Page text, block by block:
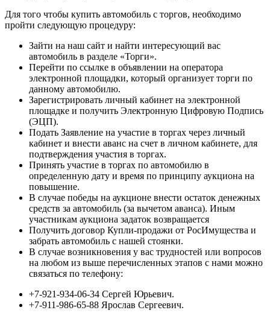
Для того чтобы купить автомобиль с торгов, необходимо
пройти следующую процедуру:
Зайти на наш сайт и найти интересующий вас
автомобиль в разделе «Торги».
Перейти по ссылке в объявлении на оператора
электронной площадки, который организует торги по
данному автомобилю.
Зарегистрировать личный кабинет на электронной
площадке и получить Электронную Цифровую Подпись
(ЭЦП).
Подать Заявление на участие в торгах через личный
кабинет и внести аванс на счет в личном кабинете, для
подтверждения участия в торгах.
Принять участие в торгах по автомобилю в
определенную дату и время по принципу аукциона на
повышение.
В случае победы на аукционе внести остаток денежных
средств за автомобиль (за вычетом аванса). Иным
участникам аукциона задаток возвращается
Получить договор Купли-продажи от РосИмущества и
забрать автомобиль с нашей стоянки.
В случае возникновения у вас трудностей или вопросов
на любом из выше перечисленных этапов с нами можно
связаться по телефону:
+7-921-934-06-34 Сергей Юрьевич.
+7-911-986-65-88 Ярослав Сергеевич.